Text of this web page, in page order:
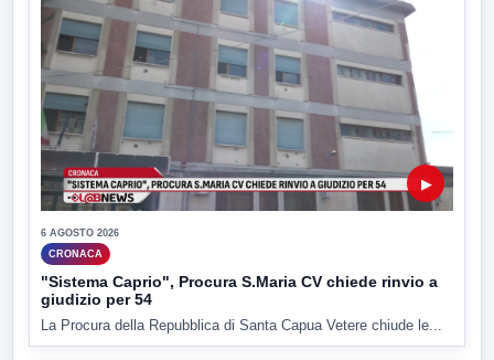
▶
6 AGOSTO 2026
CRONACA
"Sistema Caprio", Procura S.Maria CV chiede rinvio a
giudizio per 54
La Procura della Repubblica di Santa Capua Vetere chiude le...